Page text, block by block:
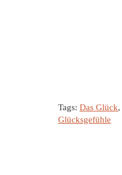
Tags: Das Glück,
Glücksgefühle